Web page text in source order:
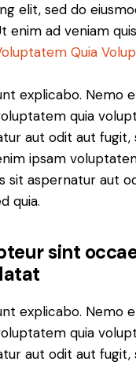
elit, sed do
enim ad veniam
Quia
explicabo. Nemo
quia
aut odit aut fugit,
ipsam
sit aspernatur aut
quia.
sint
explicabo. Nemo
quia
aut odit aut fugit,